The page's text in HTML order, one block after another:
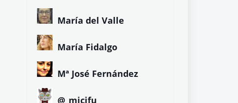
María del Valle
María Fidalgo
Mª José Fernández
@_micifu_